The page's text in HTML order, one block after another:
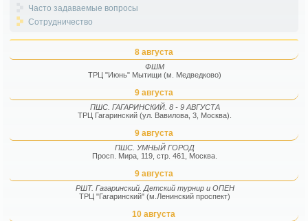
Часто задаваемые вопросы
Сотрудничество
8 августа
ФШМ
ТРЦ "Июнь" Мытищи (м. Медведково)
9 августа
ПШС. ГАГАРИНСКИЙ. 8 - 9 АВГУСТА
ТРЦ Гагаринский (ул. Вавилова, 3, Москва).
9 августа
ПШС. УМНЫЙ ГОРОД
Просп. Мира, 119, стр. 461, Москва.
9 августа
РШТ. Гагаринский. Детский турнир и ОПЕН
ТРЦ "Гагаринский" (м.Ленинский проспект)
10 августа